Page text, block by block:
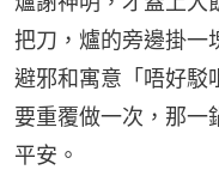
把刀，爐的旁邊掛一
避邪和寓意「唔好駁
要重覆做一次，那一
平安。